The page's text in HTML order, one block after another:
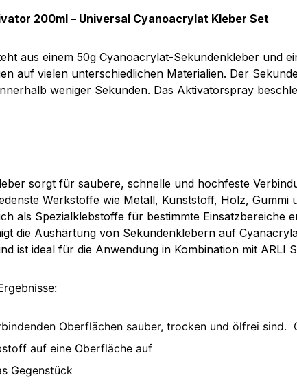
200ml – Universal Cyanoacrylat Kleber Set
aus einem 50g Cyanoacrylat-Sekundenkleber und
auf vielen unterschiedlichen Materialien. Der
weniger Sekunden. Das Aktivatorspray
sorgt für saubere, schnelle und hochfeste
Werkstoffe wie Metall, Kunststoff, Holz,
als Spezialklebstoffe für bestimmte Einsatzbereiche
die Aushärtung von Sekundenklebern auf
ist ideal für die Anwendung in Kombination mit ARLI
Oberflächen sauber, trocken und ölfrei
auf eine Oberfläche auf
Gegenstück